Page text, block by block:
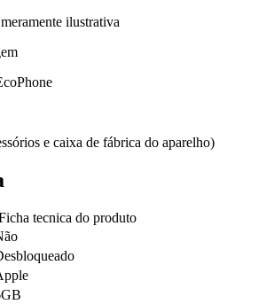
ilustrativa
e caixa de fábrica do aparelho)
tecnica do produto